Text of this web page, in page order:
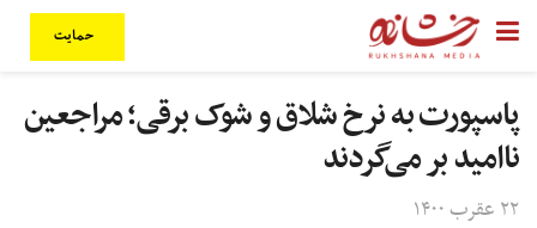
حمایت
پاسپورت به نرخ شلاق و شوک برقی؛ مراجعین
ناامید بر می‌گردند
۲۲ عقرب ۱۴۰۰